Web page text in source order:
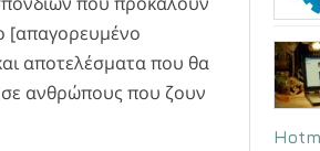
[απαγορευμένο
αποτελέσματα που θα
ανθρώπους που ζουν